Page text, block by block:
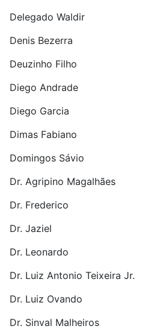
Delegado Waldir
Denis Bezerra
Deuzinho Filho
Diego Andrade
Diego Garcia
Dimas Fabiano
Domingos Sávio
Dr. Agripino Magalhães
Dr. Frederico
Dr. Jaziel
Dr. Leonardo
Dr. Luiz Antonio Teixeira Jr.
Dr. Luiz Ovando
Dr. Sinval Malheiros